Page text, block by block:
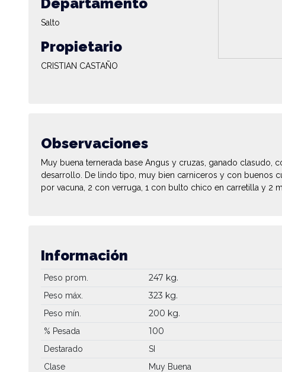
Salto
Propietario
CRISTIAN CASTAÑO
Observaciones
Muy buena ternerada base Angus y cruzas, ganado clasudo,
desarrollo. De lindo tipo, muy bien carniceros y con buenos
por vacuna, 2 con verruga, 1 con bulto chico en carretilla y 2
Información
Peso prom. 247 kg.
Peso máx. 323 kg.
Peso mín. 200 kg.
% Pesada 100
Destarado
SI
Clase
Muy Buena